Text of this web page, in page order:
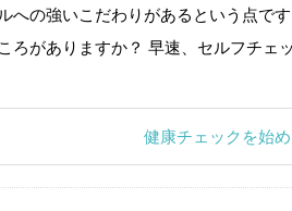
への強いこだわりがあるという点で
がありますか？ 早速、セルフチェ
健康チェックを始め